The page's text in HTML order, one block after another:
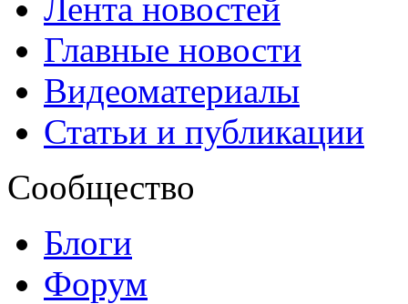
Лента новостей
Главные новости
Видеоматериалы
Статьи и публикации
Сообщество
Блоги
Форум